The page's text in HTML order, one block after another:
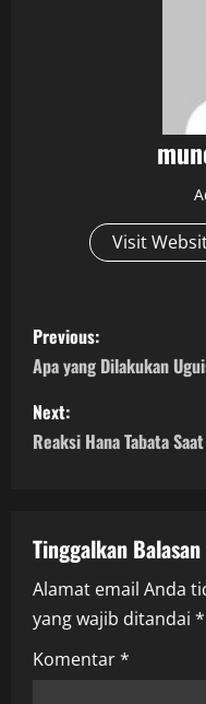
Visit
P
o
s
t
a
v
i
Previous:
Apa yang Dilakukan
Next:
Reaksi Hana Tabata
Tinggalkan Balasan
Alamat email Anda
yang wajib ditandai *
Komentar*